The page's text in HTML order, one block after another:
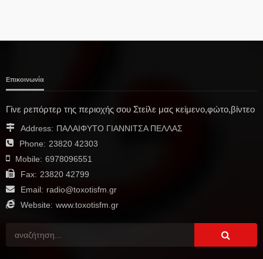
Επικοινωνία
Γίνε ρεπόρτερ της περιοχής σου Στείλε μας κείμενο,φώτο,βίντεο
Address: ΠΑΛΑΙΦΥΤΟ ΓΙΑΝΝΙΤΣΑ ΠΕΛΛΑΣ
Phone: 23820 42303
Mobile: 6978096551
Fax: 23820 42799
Email: radio@toxotisfm.gr
Website: www.toxotisfm.gr